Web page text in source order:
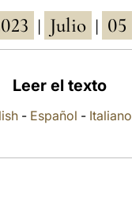
Julio 05
Leer el texto
- Español - Italiano